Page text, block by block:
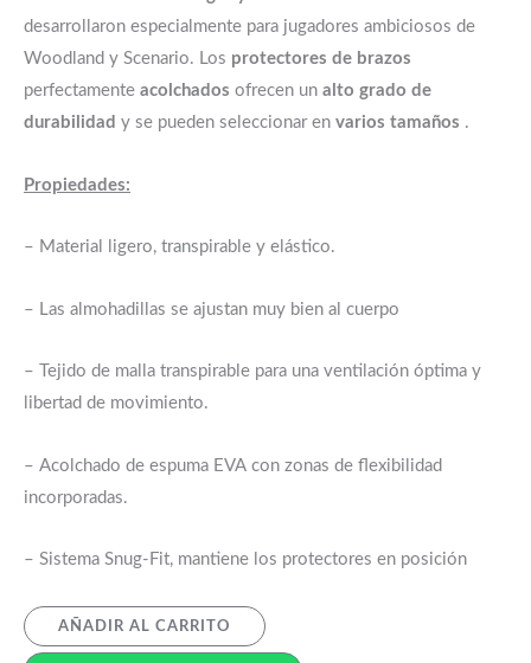
desarrollaron especialmente para jugadores ambiciosos de
Woodland y Scenario. Los protectores de brazos
perfectamente acolchados ofrecen un alto grado de
durabilidad y se pueden seleccionar en varios tamaños .
Propiedades:
– Material ligero, transpirable y elástico.
– Las almohadillas se ajustan muy bien al cuerpo
– Tejido de malla transpirable para una ventilación óptima y
libertad de movimiento.
– Acolchado de espuma EVA con zonas de flexibilidad
incorporadas.
– Sistema Snug-Fit, mantiene los protectores en posición
AÑADIR AL CARRITO